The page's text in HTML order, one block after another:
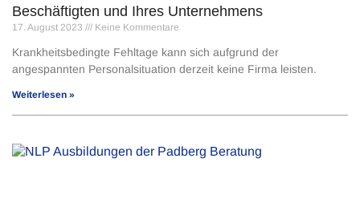
Beschäftigten und Ihres Unternehmens
17. August 2023 Keine Kommentare
Krankheitsbedingte Fehltage kann sich aufgrund der
angespannten Personalsituation derzeit keine Firma leisten.
Weiterlesen »